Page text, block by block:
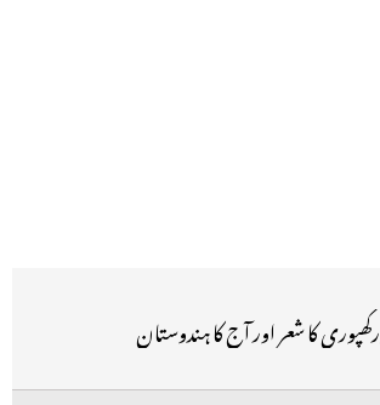
کا شعر اور آج کا ہندوستان